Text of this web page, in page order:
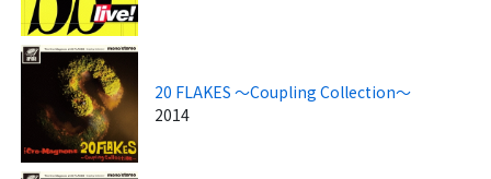
20 FLAKES ～Coupling Collection～
2014